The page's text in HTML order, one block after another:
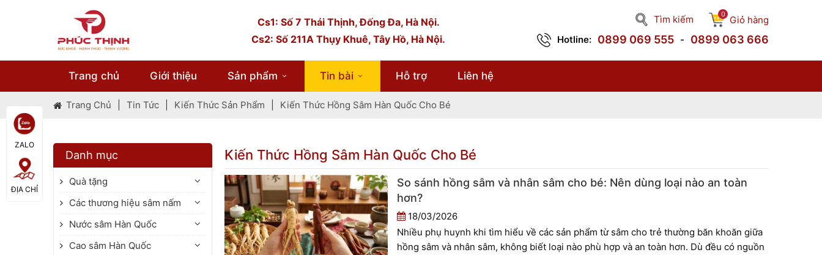
Cs1: Số 7 Thái Thịnh, Đống Đa, Hà Nội.
Cs2: Số 211A Thụy Khuê, Tây Hồ, Hà Nội.
Giỏ hàng
0
Tìm kiếm
Hotline: 0899 069 555 - 0899 063 666
Trang chủ Giới thiệu Sản phẩm Tin bài Hỗ trợ Liên hệ
Trang Chủ Tin Tức Kiến Thức Sản Phẩm Kiến Thức Hồng Sâm Hàn Quốc Cho Bé
Kiến Thức Hồng Sâm Hàn Quốc Cho Bé
So sánh hồng sâm và nhân sâm cho bé: Nên dùng loại nào an toàn
hơn?
18/03/2026
Nhiều phụ huynh khi tìm hiểu về các sản phẩm từ sâm cho trẻ thường băn khoăn giữa
hồng sâm và nhân sâm, không biết loại nào phù hợp và an toàn hơn. Dù đều có nguồn
Danh mục
Quà tặng
Các thương hiệu sâm nấm
Nước sâm Hàn Quốc
Cao sâm Hàn Quốc
ZALO
ĐỊA CHỈ